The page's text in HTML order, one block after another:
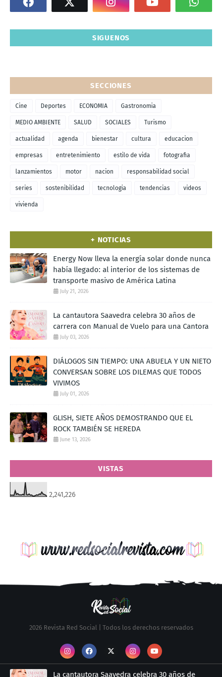
SIGUENOS
SECCIONES
Cine Deportes ECONOMIA Gastronomia
MEDIO AMBIENTE SALUD SOCIALES Turismo
actualidad agenda bienestar cultura educacion
empresas entretenimiento estilo de vida fotografia
lanzamientos motor nacion responsabilidad social
series sostenibilidad tecnologia tendencias videos
vivienda
+ NOTICIAS
Energy Now lleva la energía solar donde nunca
había llegado: al interior de los sistemas de
transporte masivo de América Latina
July 21, 2026
La cantautora Saavedra celebra 30 años de
carrera con Manual de Vuelo para una Cantora
July 03, 2026
DIÁLOGOS SIN TIEMPO: UNA ABUELA Y UN NIETO
CONVERSAN SOBRE LOS DILEMAS QUE TODOS
VIVIMOS
July 01, 2026
GLISH, SIETE AÑOS DEMOSTRANDO QUE EL
ROCK TAMBIÉN SE HEREDA
June 13, 2026
VISTAS
2,241,226
2026 Revista Red Social | Todos los derechos reservados
La cantautora Saavedra celebra 30 años de